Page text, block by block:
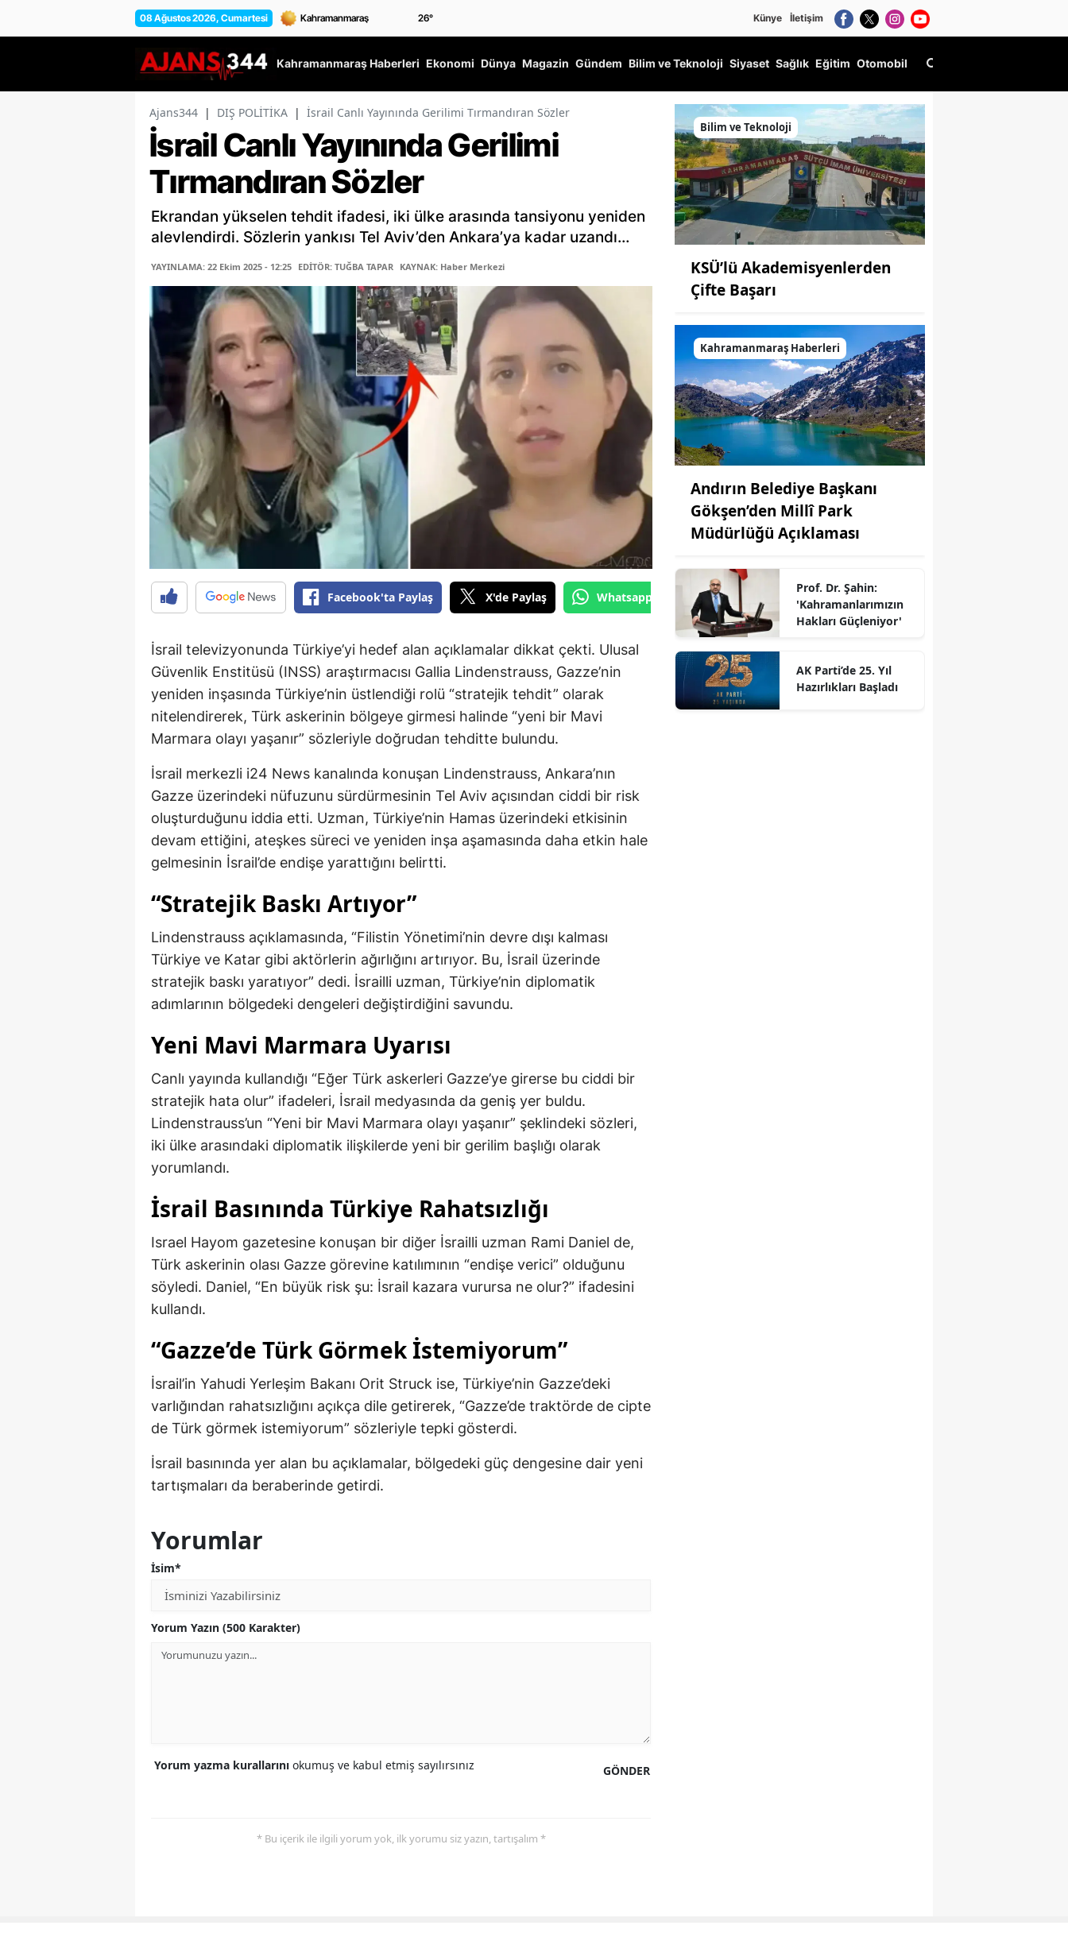
08 Ağustos 2026, Cumartesi 26° Künye İletişim
Kahramanmaraş Haberleri Ekonomi Dünya Magazin Gündem Bilim ve Teknoloji Siyaset Sağlık Eğitim Otomobil
Ajans344 | DIŞ POLİTİKA | İsrail Canlı Yayınında Gerilimi Tırmandıran Sözler
İsrail Canlı Yayınında Gerilimi
Tırmandıran Sözler
Ekrandan yükselen tehdit ifadesi, iki ülke arasında tansiyonu yeniden
alevlendirdi. Sözlerin yankısı Tel Aviv’den Ankara’ya kadar uzandı…
YAYINLAMA: 22 Ekim 2025 - 12:25 EDİTÖR: TUĞBA TAPAR KAYNAK: Haber Merkezi
Facebook'ta Paylaş X'de Paylaş Whatsapp'tan Gönder
İsrail televizyonunda Türkiye’yi hedef alan açıklamalar dikkat çekti. Ulusal
Güvenlik Enstitüsü (INSS) araştırmacısı Gallia Lindenstrauss, Gazze’nin
yeniden inşasında Türkiye’nin üstlendiği rolü “stratejik tehdit” olarak
nitelendirerek, Türk askerinin bölgeye girmesi halinde “yeni bir Mavi
Marmara olayı yaşanır” sözleriyle doğrudan tehditte bulundu.
İsrail merkezli i24 News kanalında konuşan Lindenstrauss, Ankara’nın
Gazze üzerindeki nüfuzunu sürdürmesinin Tel Aviv açısından ciddi bir risk
oluşturduğunu iddia etti. Uzman, Türkiye’nin Hamas üzerindeki etkisinin
devam ettiğini, ateşkes süreci ve yeniden inşa aşamasında daha etkin hale
gelmesinin İsrail’de endişe yarattığını belirtti.
“Stratejik Baskı Artıyor”
Lindenstrauss açıklamasında, “Filistin Yönetimi’nin devre dışı kalması
Türkiye ve Katar gibi aktörlerin ağırlığını artırıyor. Bu, İsrail üzerinde
stratejik baskı yaratıyor” dedi. İsrailli uzman, Türkiye’nin diplomatik
adımlarının bölgedeki dengeleri değiştirdiğini savundu.
Yeni Mavi Marmara Uyarısı
Canlı yayında kullandığı “Eğer Türk askerleri Gazze’ye girerse bu ciddi bir
stratejik hata olur” ifadeleri, İsrail medyasında da geniş yer buldu.
Lindenstrauss’un “Yeni bir Mavi Marmara olayı yaşanır” şeklindeki sözleri,
iki ülke arasındaki diplomatik ilişkilerde yeni bir gerilim başlığı olarak
yorumlandı.
İsrail Basınında Türkiye Rahatsızlığı
Israel Hayom gazetesine konuşan bir diğer İsrailli uzman Rami Daniel de,
Türk askerinin olası Gazze görevine katılımının “endişe verici” olduğunu
söyledi. Daniel, “En büyük risk şu: İsrail kazara vurursa ne olur?” ifadesini
kullandı.
“Gazze’de Türk Görmek İstemiyorum”
İsrail’in Yahudi Yerleşim Bakanı Orit Struck ise, Türkiye’nin Gazze’deki
varlığından rahatsızlığını açıkça dile getirerek, “Gazze’de traktörde de cipte
de Türk görmek istemiyorum” sözleriyle tepki gösterdi.
İsrail basınında yer alan bu açıklamalar, bölgedeki güç dengesine dair yeni
tartışmaları da beraberinde getirdi.
Yorumlar
İsim*
Yorum Yazın (500 Karakter)
GÖNDER
Yorum yazma kurallarını okumuş ve kabul etmiş sayılırsınız
* Bu içerik ile ilgili yorum yok, ilk yorumu siz yazın, tartışalım *
Bilim ve Teknoloji
KSÜ’lü Akademisyenlerden
Çifte Başarı
Kahramanmaraş Haberleri
Andırın Belediye Başkanı
Gökşen’den Millî Park
Müdürlüğü Açıklaması
Prof. Dr. Şahin:
'Kahramanlarımızın
Hakları Güçleniyor'
AK Parti’de 25. Yıl
Hazırlıkları Başladı